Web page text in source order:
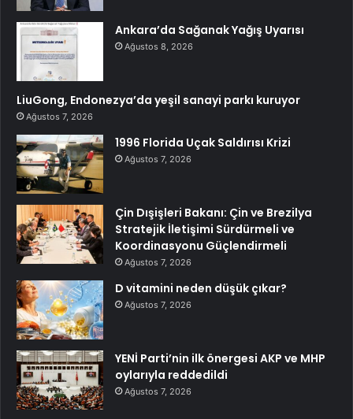
Ankara’da Sağanak Yağış Uyarısı
Ağustos 8, 2026
LiuGong, Endonezya’da yeşil sanayi parkı kuruyor
Ağustos 7, 2026
1996 Florida Uçak Saldırısı Krizi
Ağustos 7, 2026
Çin Dışişleri Bakanı: Çin ve Brezilya
Stratejik İletişimi Sürdürmeli ve
Koordinasyonu Güçlendirmeli
Ağustos 7, 2026
D vitamini neden düşük çıkar?
Ağustos 7, 2026
YENİ Parti’nin ilk önergesi AKP ve MHP
oylarıyla reddedildi
Ağustos 7, 2026